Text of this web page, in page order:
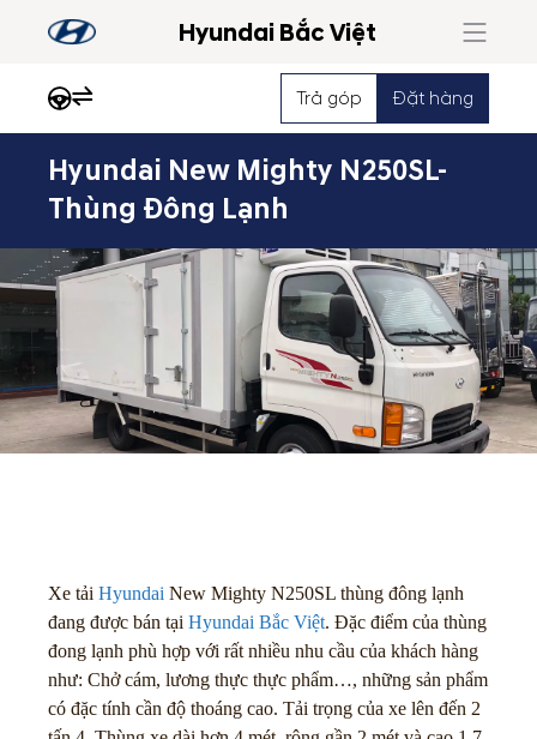
Hyundai Bắc Việt
Trả góp Đặt hàng
Hyundai New Mighty N250SL-
Thùng Đông Lạnh
Xe tải Hyundai New Mighty N250SL thùng đông lạnh
đang được bán tại Hyundai Bắc Việt. Đặc điểm của thùng
đong lạnh phù hợp với rất nhiều nhu cầu của khách hàng
như: Chở cám, lương thực thực phẩm…, những sản phẩm
có đặc tính cần độ thoáng cao. Tải trọng của xe lên đến 2